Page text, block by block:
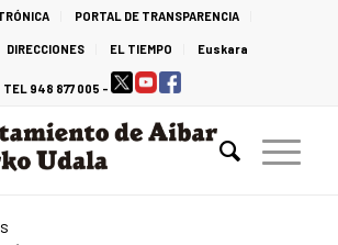
PORTAL DE TRANSPARENCIA
DIRECCIONES EL TIEMPO Euskara
TEL 948 877 005 -